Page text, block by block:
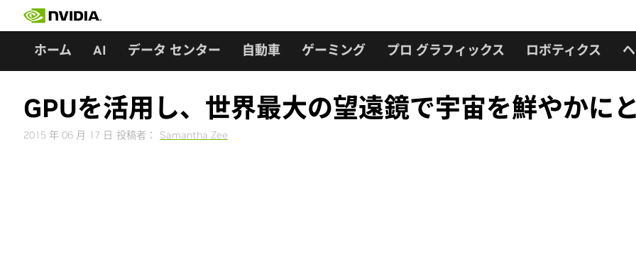
ホーム AI データ センター 自動車 ゲーミング プロ グラフィックス ロボティクス
GPUを活用し、世界最大の望遠鏡で宇宙を鮮やかに
2015 年 06 月 17 日 投稿者： Samantha Zee